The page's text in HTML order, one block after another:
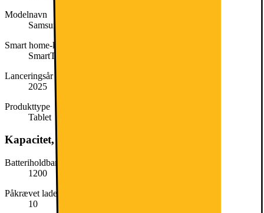
Modelnavn
Samsung Galaxy Tab A11+
Smart home-kompatibel (fungerer med)
SmartThings
Lanceringsår
2025
Produkttype
Tablet
Kapacitet, forbrug og strøm
Batteriholdbarhed i cyklusser
1200
Påkrævet ladeeffekt (min. i W)
10